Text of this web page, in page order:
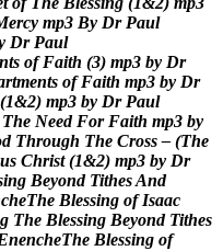
ercy mp3 By Dr Paul
Dr Paul
nts of Faith (3) mp3 by Dr
rtments of Faith mp3 by Dr
(1&2) mp3 by Dr Paul
The Need For Faith mp3 by
d Through The Cross – (The
us Christ (1&2) mp3 by Dr
ing Beyond TithesAnd
cheThe Blessing of Isaac
g The Blessing Beyond Tithes
nencheThe Blessing of